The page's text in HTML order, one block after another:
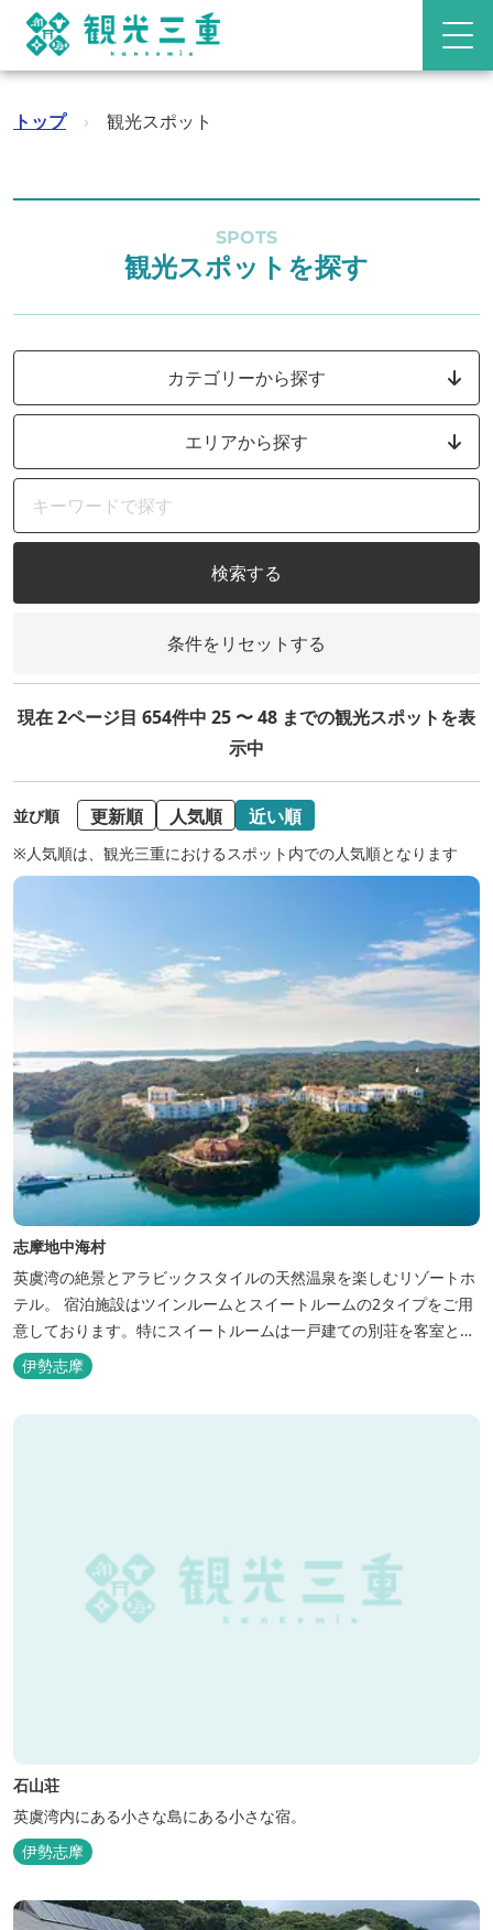
トップ › 観光スポット
SPOTS
観光スポットを探す
カテゴリーから探す
エリアから探す
検索する
条件をリセットする
現在 2ページ目 654件中 25 〜 48 までの観光スポットを表
示中
並び順 更新順 人気順 近い順
※人気順は、観光三重におけるスポット内での人気順となります
志摩地中海村
英虞湾の絶景とアラビックスタイルの天然温泉を楽しむリゾートホ
テル。 宿泊施設はツインルームとスイートルームの2タイプをご用
意しております。特にスイートルームは一戸建ての別荘を客室とし
てリニューアル♪120平米の驚きの広さとこだわりの調度品が自慢
です！ スペイン１ツ星レストランと提携したレストランでのお食事
も楽しみのひとつです。 また、日帰りプランでは、クラフト体験工
伊勢志摩
石山荘
英虞湾内にある小さな島にある小さな宿。
伊勢志摩